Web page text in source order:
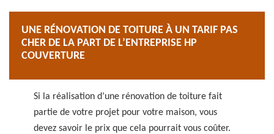
UNE RÉNOVATION DE TOITURE À UN TARIF PAS
CHER DE LA PART DE L’ENTREPRISE HP
COUVERTURE
Si la réalisation d’une rénovation de toiture fait
partie de votre projet pour votre maison, vous
devez savoir le prix que cela pourrait vous coûter.